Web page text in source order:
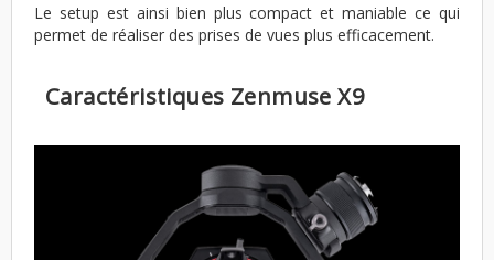
Le setup est ainsi bien plus compact et maniable ce qui
permet de réaliser des prises de vues plus efficacement.
Caractéristiques Zenmuse X9